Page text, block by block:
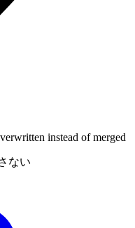
instead of merged
ない